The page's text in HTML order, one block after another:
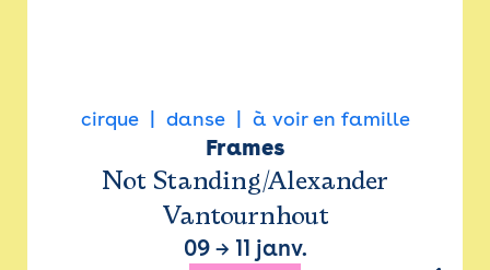
cirque danse à voir en famille
Frames
Not Standing/Alexander
Vantournhout
09→ 11 janv.